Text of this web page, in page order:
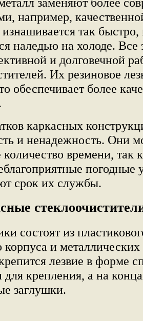
например,
изнашивается так
наледью на холоде. Все
и долговечной
Их резиновое
обеспечивает более
каркасных
и ненадежность. Они
времени, так
погодные
срок их службы.
состоят из
корпуса и
лезвие в форме
крепления, а на
заглушки.